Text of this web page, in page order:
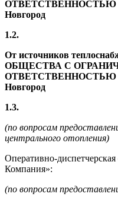
ОТВЕТСТВЕННОСТЬЮ
Новгород
1.2.
От источников
ОБЩЕСТВА С
ОТВЕТСТВЕННОСТЬЮ
Новгород
1.3.
(по вопросам
центрального отопления)
Оперативно-
Компания»:
(по вопросам